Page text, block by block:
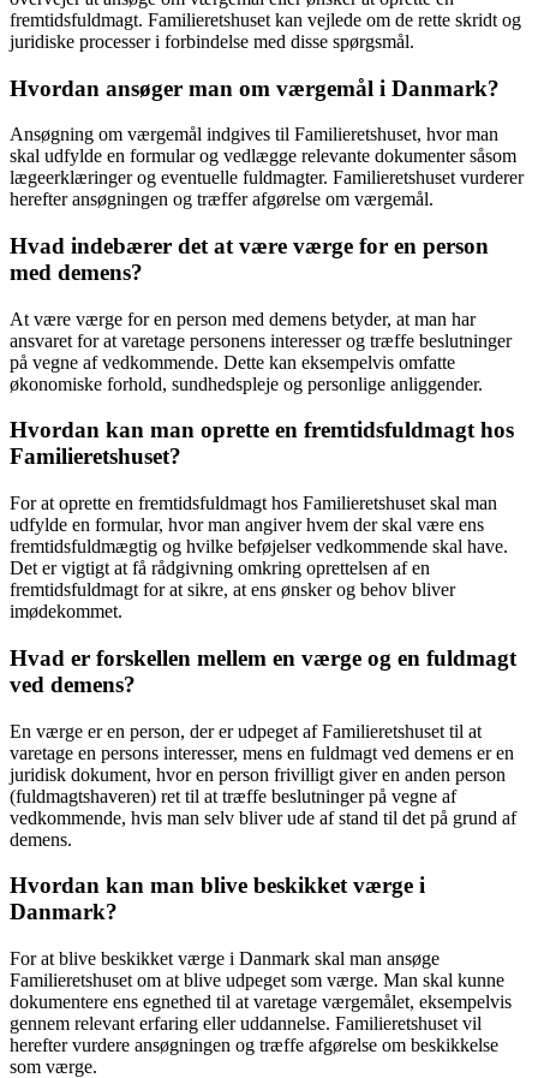
fremtidsfuldmagt. Familieretshuset kan vejlede om de rette skridt og
juridiske processer i forbindelse med disse spørgsmål.
Hvordan ansøger man om værgemål i Danmark?
Ansøgning om værgemål indgives til Familieretshuset, hvor man
skal udfylde en formular og vedlægge relevante dokumenter såsom
lægeerklæringer og eventuelle fuldmagter. Familieretshuset vurderer
herefter ansøgningen og træffer afgørelse om værgemål.
Hvad indebærer det at være værge for en person
med demens?
At være værge for en person med demens betyder, at man har
ansvaret for at varetage personens interesser og træffe beslutninger
på vegne af vedkommende. Dette kan eksempelvis omfatte
økonomiske forhold, sundhedspleje og personlige anliggender.
Hvordan kan man oprette en fremtidsfuldmagt hos
Familieretshuset?
For at oprette en fremtidsfuldmagt hos Familieretshuset skal man
udfylde en formular, hvor man angiver hvem der skal være ens
fremtidsfuldmægtig og hvilke beføjelser vedkommende skal have.
Det er vigtigt at få rådgivning omkring oprettelsen af en
fremtidsfuldmagt for at sikre, at ens ønsker og behov bliver
imødekommet.
Hvad er forskellen mellem en værge og en fuldmagt
ved demens?
En værge er en person, der er udpeget af Familieretshuset til at
varetage en persons interesser, mens en fuldmagt ved demens er en
juridisk dokument, hvor en person frivilligt giver en anden person
(fuldmagtshaveren) ret til at træffe beslutninger på vegne af
vedkommende, hvis man selv bliver ude af stand til det på grund af
demens.
Hvordan kan man blive beskikket værge i
Danmark?
For at blive beskikket værge i Danmark skal man ansøge
Familieretshuset om at blive udpeget som værge. Man skal kunne
dokumentere ens egnethed til at varetage værgemålet, eksempelvis
gennem relevant erfaring eller uddannelse. Familieretshuset vil
herefter vurdere ansøgningen og træffe afgørelse om beskikkelse
som værge.